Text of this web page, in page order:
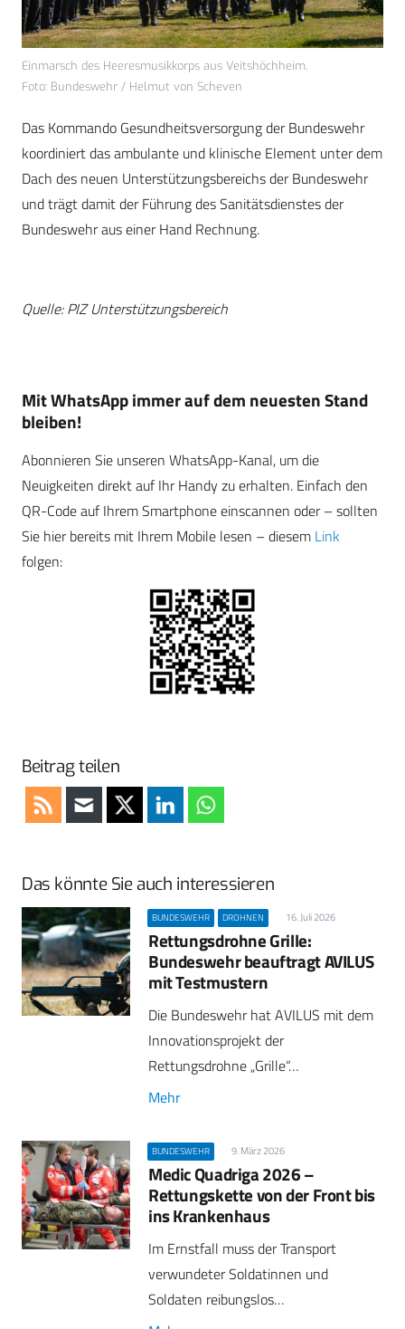
Einmarsch des Heeresmusikkorps aus Veitshöchheim.
Foto: Bundeswehr / Helmut von Scheven
Das Kommando Gesundheitsversorgung der Bundeswehr
koordiniert das ambulante und klinische Element unter dem
Dach des neuen Unterstützungsbereichs der Bundeswehr
und trägt damit der Führung des Sanitätsdienstes der
Bundeswehr aus einer Hand Rechnung.
Quelle: PIZ Unterstützungsbereich
Mit WhatsApp immer auf dem neuesten Stand
bleiben!
Abonnieren Sie unseren WhatsApp-Kanal, um die
Neuigkeiten direkt auf Ihr Handy zu erhalten. Einfach den
QR-Code auf Ihrem Smartphone einscannen oder – sollten
Sie hier bereits mit Ihrem Mobile lesen – diesem Link
folgen:
Beitrag teilen
Das könnte Sie auch interessieren
BUNDESWEHR DROHNEN 16. Juli 2026
Rettungsdrohne Grille:
Bundeswehr beauftragt AVILUS
mit Testmustern
Die Bundeswehr hat AVILUS mit dem
Innovationsprojekt der
Rettungsdrohne „Grille“…
Mehr
BUNDESWEHR 9. März 2026
Medic Quadriga 2026 –
Rettungskette von der Front bis
ins Krankenhaus
Im Ernstfall muss der Transport
verwundeter Soldatinnen und
Soldaten reibungslos…